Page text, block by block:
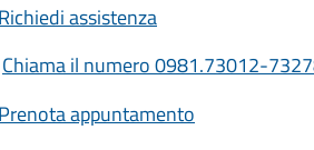
Richiedi assistenza
Chiama il numero 0981.73012-
Prenota appuntamento